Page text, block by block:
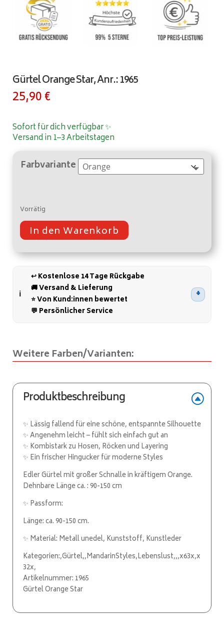
Gürtel Orange Star, Anr.: 1965
25,90€
Sofort für dich verfügbar ✨
Versand in 1–3 Arbeitstagen
Farbvariante
Vorrätig
In den Warenkorb
A
r
i
v
:
↩️ Kostenlose 14 Tage Rückgabe
🚚 Versand & Lieferung
⭐ Von Kund:innen bewertet
💬 Persönlicher Service
Weitere Farben/Varianten:
Produktbeschreibung
✨ Lässig fallend für eine schöne, entspannte Silhouette
✨ Angenehm leicht – fühlt sich einfach gut an
✨ Kombistark zu Hosen, Röcken und Layering
✨ Ein frischer Hingucker für moderne Styles
Edler Gürtel mit großer Schnalle in kräftigem Orange.
Dehnbare Länge ca. : 90-150 cm
✨ Passform:
Länge: ca. 90-150 cm.
✨ Material: Metall unedel, Kunststoff, Kunstleder
Kategorien:,Gürtel,,MandarinStyles,Lebenslust,,,x63x,x
32x,
Artikelnummer: 1965
Gürtel Orange Star